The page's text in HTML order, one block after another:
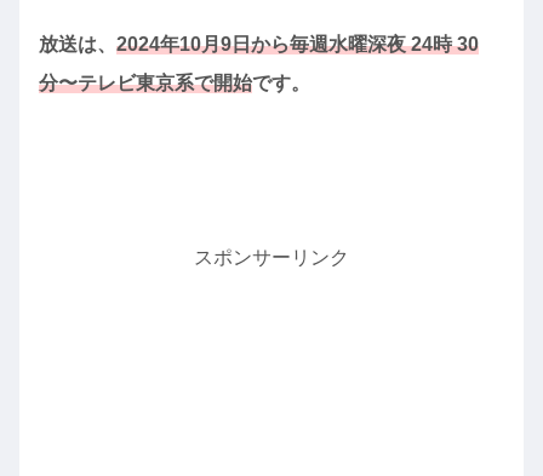
放送は、 2024年10月9日から毎週水曜深夜 24時 30
分〜テレビ東京系で開始です。
スポンサーリンク